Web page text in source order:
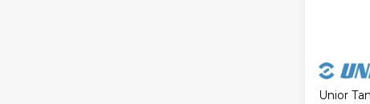
Unior